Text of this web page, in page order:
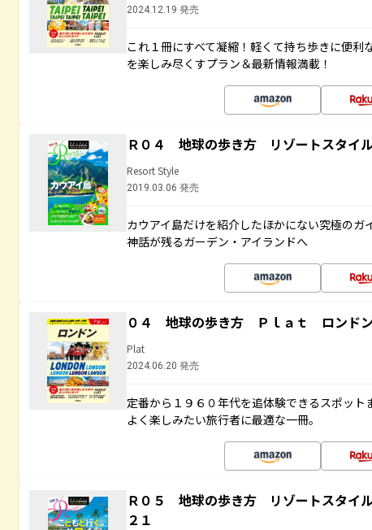
2024.12.19 発売
これ１冊にすべて凝縮！軽くて持ち歩きに便
を楽しみ尽くすプラン＆最新情報満載！
Ｒ０４ 地球の歩き方 リゾートスタイ
Resort Style
2019.03.06 発売
カウアイ島だけを紹介したほかにない究極の
神話が残るガーデン・アイランドへ
０４ 地球の歩き方 Ｐｌａｔ ロンドン
Plat
2024.06.20 発売
定番から１９６０年代を追体験できるスポッ
よく楽しみたい旅行者に最適な一冊。
Ｒ０５ 地球の歩き方 リゾートスタイ
２１